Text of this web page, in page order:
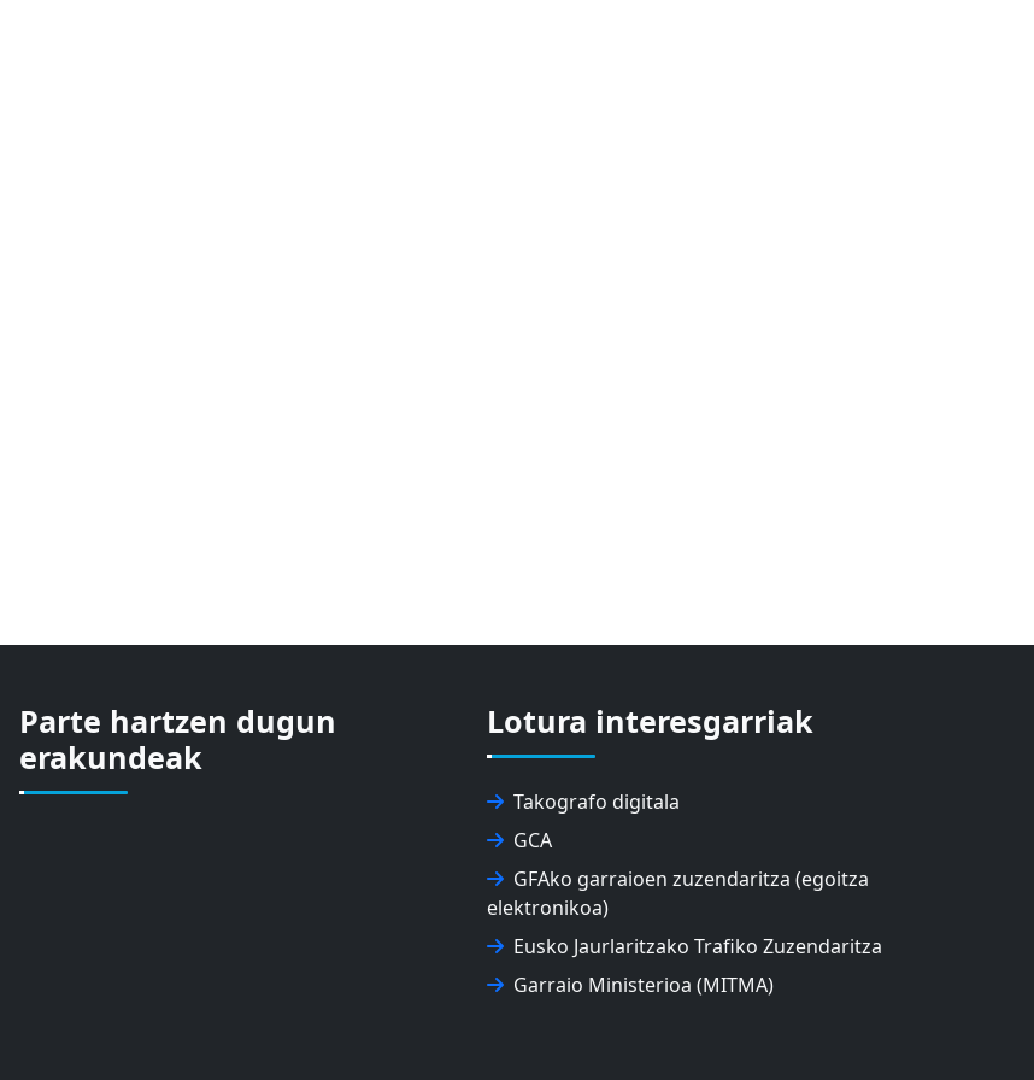
Parte hartzen dugun
erakundeak
Lotura interesgarriak
Takografo digitala
GCA
GFAko garraioen zuzendaritza (egoitza
elektronikoa)
Eusko Jaurlaritzako Trafiko Zuzendaritza
Garraio Ministerioa (MITMA)